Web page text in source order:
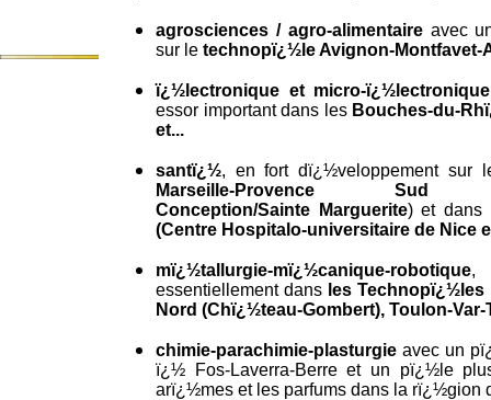
agrosciences / agro-alimentaireavec
sur le technopï¿½le Avignon-Montfavet-
ï¿½lectronique et micro-ï¿½lectronique
essor important dans les Bouches-du-
et...
santï¿½, en fort dï¿½veloppement sur
Marseille-Provence Sud
Conception/Sainte Marguerite) et dans
(Centre Hospitalo-universitaire de Nice
mï¿½tallurgie-mï¿½canique-robotique,
essentiellement dans les Technopï¿½les
Nord (Chï¿½teau-Gombert), Toulon-
chimie-parachimie-plasturgie avec un
ï¿½ Fos-Laverra-Berre et un pï¿½le
arï¿½mes et les parfums dans la rï¿½gion